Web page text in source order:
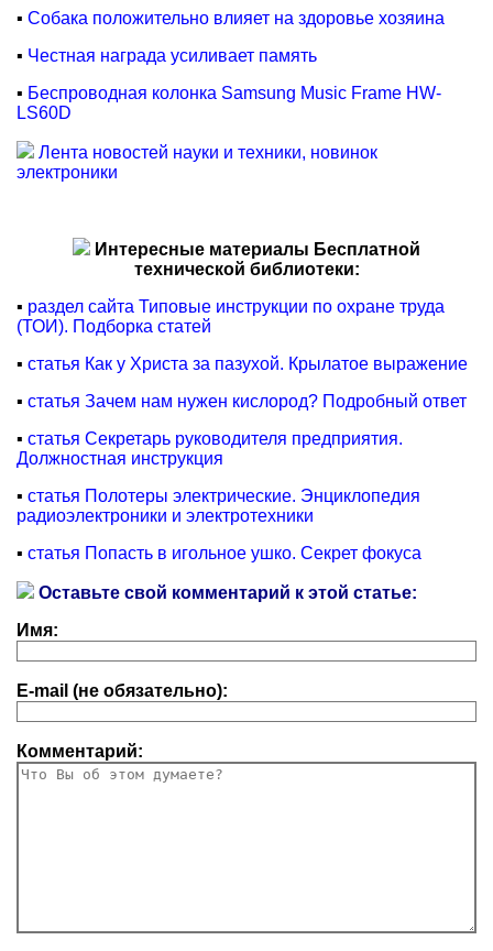
▪ Собака положительно влияет на здоровье хозяина
▪ Честная награда усиливает память
▪ Беспроводная колонка Samsung Music Frame HW-
LS60D
Лента новостей науки и техники, новинок
электроники
Интересные материалы Бесплатной
технической библиотеки:
▪ раздел сайта Типовые инструкции по охране труда
(ТОИ). Подборка статей
▪ статья Как у Христа за пазухой. Крылатое выражение
▪ статья Зачем нам нужен кислород? Подробный ответ
▪ статья Секретарь руководителя предприятия.
Должностная инструкция
▪ статья Полотеры электрические. Энциклопедия
радиоэлектроники и электротехники
▪ статья Попасть в игольное ушко. Секрет фокуса
Оставьте свой комментарий к этой статье:
Имя:
E-mail (не обязательно):
Комментарий: